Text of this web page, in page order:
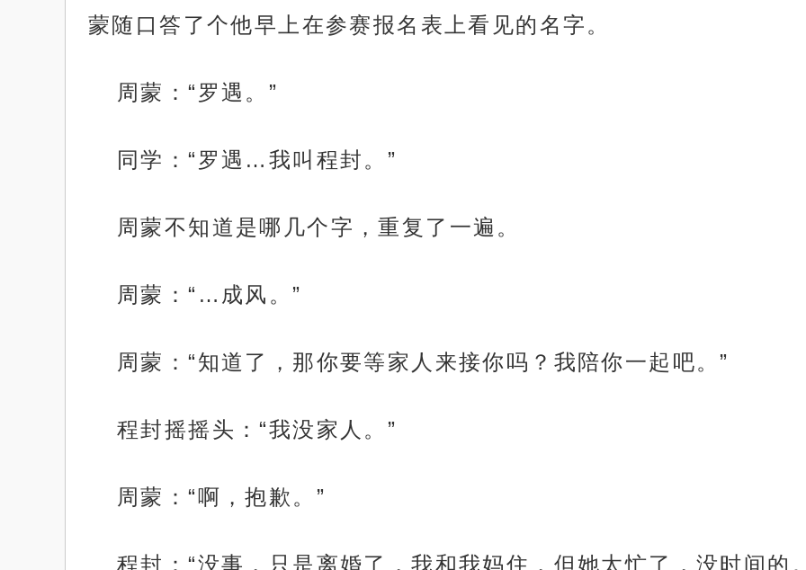
蒙随口答了个他早上在参赛报名表上看见的名字。
周蒙：“罗遇。”
同学：“罗遇…我叫程封。”
周蒙不知道是哪几个字，重复了一遍。
周蒙：“…成风。”
周蒙：“知道了，那你要等家人来接你吗？我陪你一起吧。”
程封摇摇头：“我没家人。”
周蒙：“啊，抱歉。”
程封：“没事，只是离婚了，我和我妈住，但她太忙了，没时间的